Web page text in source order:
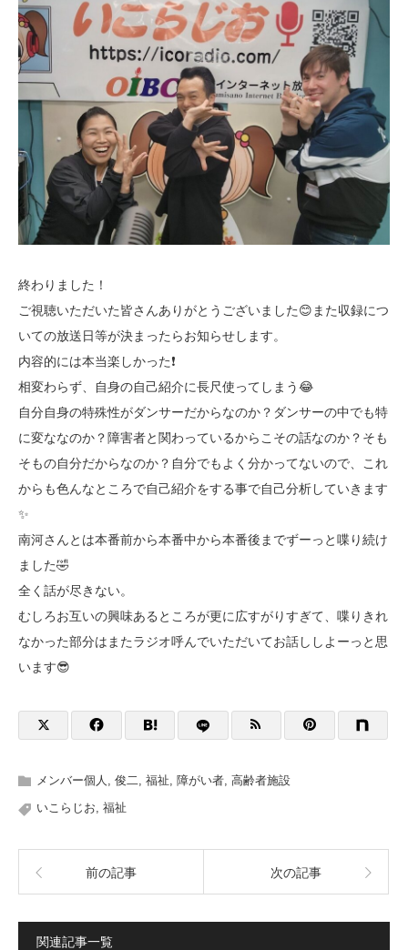
終わりました！
ご視聴いただいた皆さんありがとうございました😊また収録につ
いての放送日等が決まったらお知らせします。
内容的には本当楽しかった❗️
相変わらず、自身の自己紹介に長尺使ってしまう😂
自分自身の特殊性がダンサーだからなのか？ダンサーの中でも特
に変ななのか？障害者と関わっているからこその話なのか？そも
そもの自分だからなのか？自分でもよく分かってないので、これ
からも色んなところで自己紹介をする事で自己分析していきます
✨
南河さんとは本番前から本番中から本番後までずーっと喋り続け
ました🤣
全く話が尽きない。
むしろお互いの興味あるところが更に広すがりすぎて、喋りきれ
なかった部分はまたラジオ呼んでいただいてお話ししよーっと思
います😎
メンバー個人 俊二 福祉 障がい者 高齢者施設
いこらじお 福祉
前の記事 次の記事
関連記事一覧